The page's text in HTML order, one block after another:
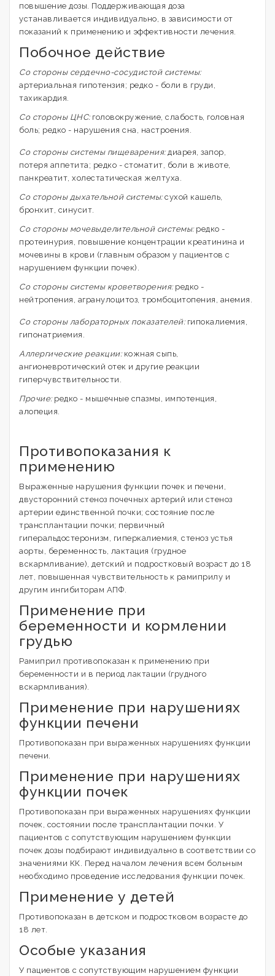
повышение дозы. Поддерживающая доза
устанавливается индивидуально, в зависимости от
показаний к применению и эффективности лечения.
Побочное действие
Со стороны сердечно-сосудистой системы:
артериальная гипотензия; редко - боли в груди,
тахикардия.
Со стороны ЦНС:головокружение, слабость, головная
боль; редко - нарушения сна, настроения.
Со стороны системы пищеварения:диарея, запор,
потеря аппетита; редко - стоматит, боли в животе,
панкреатит, холестатическая желтуха.
Со стороны дыхательной системы:сухой кашель,
бронхит, синусит.
Со стороны мочевыделительной системы:редко -
протеинурия, повышение концентрации креатинина и
мочевины в крови (главным образом у пациентов с
нарушением функции почек).
Со стороны системы кроветворения:редко -
нейтропения, агранулоцитоз, тромбоцитопения, анемия.
Со стороны лабораторных показателей:гипокалиемия,
гипонатриемия.
Аллергические реакции:кожная сыпь,
ангионевротический отек и другие реакции
гиперчувствительности.
Прочие:редко - мышечные спазмы, импотенция,
алопеция.
Противопоказания к
применению
Выраженные нарушения функции почек и печени,
двусторонний стеноз почечных артерий или стеноз
артерии единственной почки; состояние после
трансплантации почки; первичный
гиперальдостеронизм, гиперкалиемия, стеноз устья
аорты, беременность, лактация (грудное
вскармливание), детский и подростковый возраст до 18
лет, повышенная чувствительность к рамиприлу и
другим ингибиторам АПФ.
Применение при
беременности и кормлении
грудью
Рамиприл противопоказан к применению при
беременности и в период лактации (грудного
вскармливания).
Применение при нарушениях
функции печени
Противопоказан при выраженных нарушениях функции
печени.
Применение при нарушениях
функции почек
Противопоказан при выраженных нарушениях функции
почек, состоянии после трансплантации почки. У
пациентов с сопутствующим нарушением функции
почек дозы подбирают индивидуально в соответствии со
значениями КК. Перед началом лечения всем больным
необходимо проведение исследования функции почек.
Применение у детей
Противопоказан в детском и подростковом возрасте до
18 лет.
Особые указания
У пациентов с сопутствующим нарушением функции